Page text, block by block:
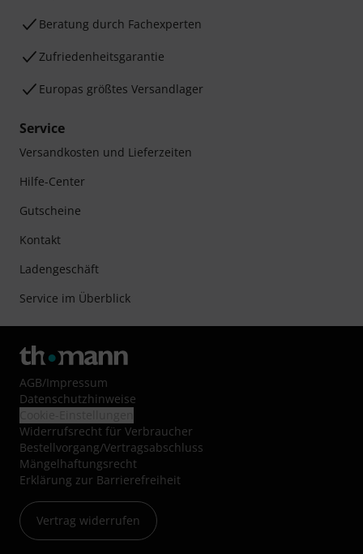
Beratung durch Fachexperten
Zufriedenheitsgarantie
Europas größtes Versandlager
Service
Versandkosten und Lieferzeiten
Hilfe-Center
Gutscheine
Kontakt
Ladengeschäft
Service im Überblick
AGB/Impressum
Datenschutzhinweise
Widerrufsrecht für Verbraucher
Bestellvorgang/Vertragsabschluss
Mängelhaftungsrecht
Erklärung zur Barrierefreiheit
Vertrag widerrufen